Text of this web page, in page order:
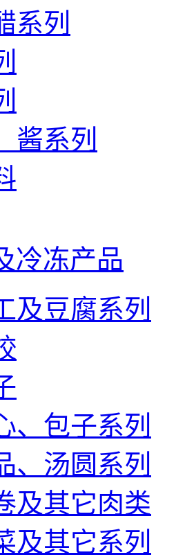
系列
酱系列
冷冻产品
及豆腐系列
、包子系列
、汤圆系列
及其它肉类
及其它系列